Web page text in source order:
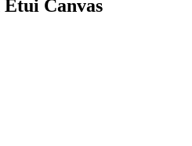
Etui Canvas